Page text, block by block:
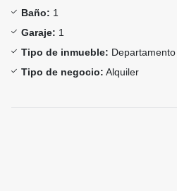
Baño: 1
Garaje: 1
Tipo de inmueble: Departamento
Tipo de negocio: Alquiler